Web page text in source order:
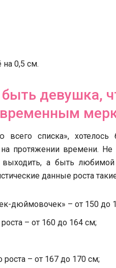
на 0,5 см.
девушка,
всего списка»,
протяжении времени. Не
а быть любимой
данные роста
дюймовочек» – от 150 до
– от 160 до 164 см;
– от 167 до 170 см;